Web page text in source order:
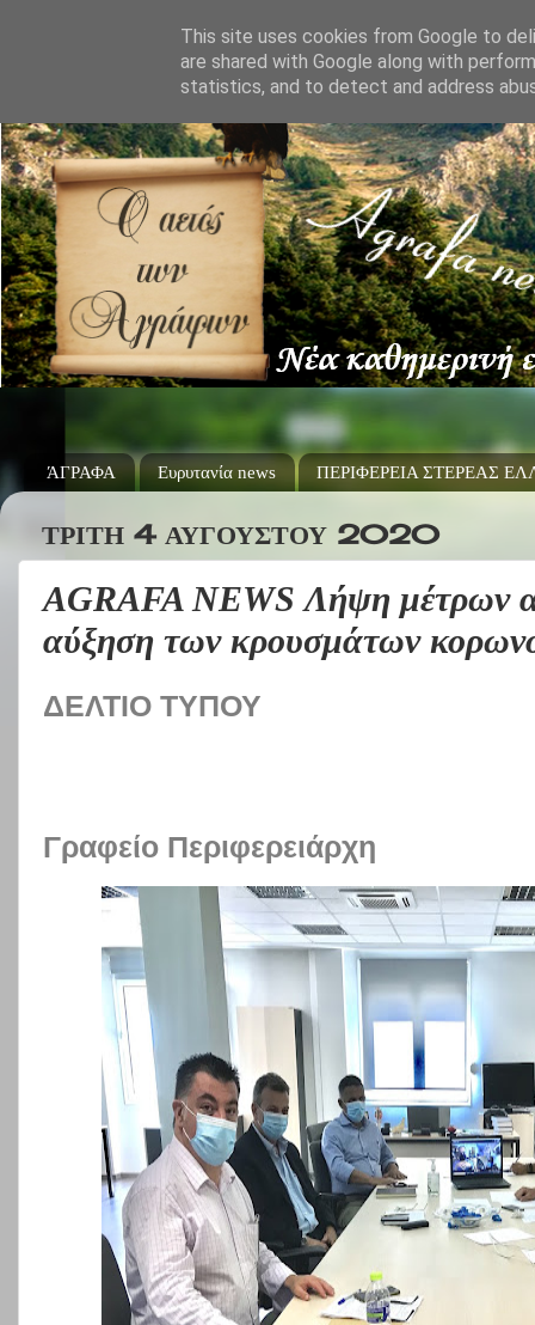
ΆΓΡΑΦΑ Ευρυτανία news ΠΕΡΙΦΕΡΕΙΑ ΣΤΕΡΕΑΣ
ΤΡΊΤΗ 4 ΑΥΓΟΎΣΤΟΥ 2020
AGRAFA NEWS Λήψη μέτρων
αύξηση των κρουσμάτων
ΔΕΛΤΙΟ ΤΥΠΟΥ
Γραφείο Περιφερειάρχη
This site uses cookies from Google to
are shared with Google along with
statistics, and to detect and address